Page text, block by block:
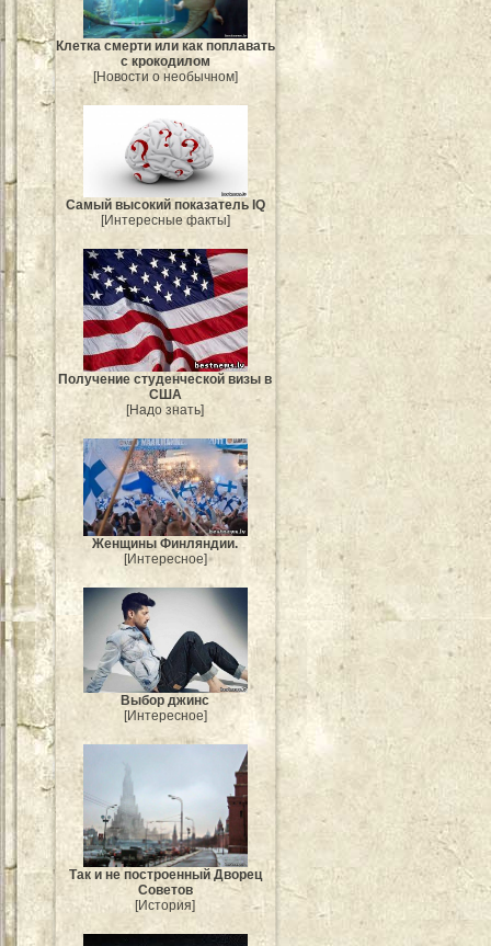
Клетка смерти или как поплавать
с крокодилом
[Новости о необычном]
Самый высокий показатель IQ
[Интересные факты]
Получение студенческой визы в
США
[Надо знать]
Женщины Финляндии.
[Интересное]
Выбор джинс
[Интересное]
Так и не построенный Дворец
Советов
[История]